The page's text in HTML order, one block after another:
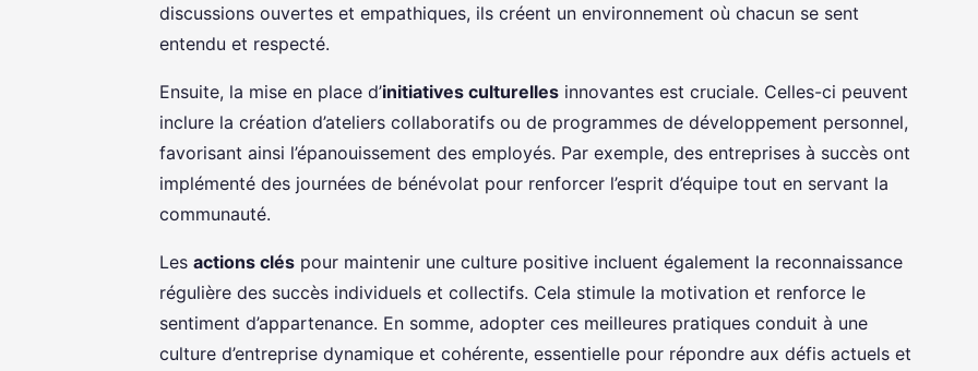
discussions ouvertes et empathiques, ils créent un environnement où chacun se sent
entendu et respecté.
Ensuite, la mise en place d’initiatives culturelles innovantes est cruciale. Celles-ci peuvent
inclure la création d’ateliers collaboratifs ou de programmes de développement personnel,
favorisant ainsi l’épanouissement des employés. Par exemple, des entreprises à succès ont
implémenté des journées de bénévolat pour renforcer l’esprit d’équipe tout en servant la
communauté.
Les actions clés pour maintenir une culture positive incluent également la reconnaissance
régulière des succès individuels et collectifs. Cela stimule la motivation et renforce le
sentiment d’appartenance. En somme, adopter ces meilleures pratiques conduit à une
culture d’entreprise dynamique et cohérente, essentielle pour répondre aux défis actuels et